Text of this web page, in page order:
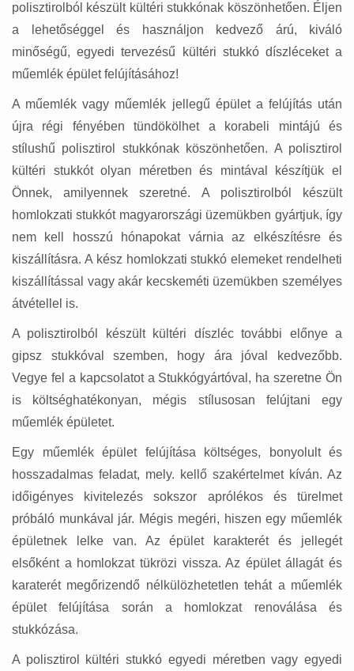
polisztirolból készült kültéri stukkónak köszönhetően. Éljen
a lehetőséggel és használjon kedvező árú, kiváló
minőségű, egyedi tervezésű kültéri stukkó díszléceket a
műemlék épület felújításához!
A műemlék vagy műemlék jellegű épület a felújítás után
újra régi fényében tündökölhet a korabeli mintájú és
stílushű polisztirol stukkónak köszönhetően. A polisztirol
kültéri stukkót olyan méretben és mintával készítjük el
Önnek, amilyennek szeretné. A polisztirolból készült
homlokzati stukkót magyarországi üzemükben gyártjuk, így
nem kell hosszú hónapokat várnia az elkészítésre és
kiszállításra. A kész homlokzati stukkó elemeket rendelheti
kiszállítással vagy akár kecskeméti üzemükben személyes
átvétellel is.
A polisztirolból készült kültéri díszléc további előnye a
gipsz stukkóval szemben, hogy ára jóval kedvezőbb.
Vegye fel a kapcsolatot a Stukkógyártóval, ha szeretne Ön
is költséghatékonyan, mégis stílusosan felújtani egy
műemlék épületet.
Egy műemlék épület felújítása költséges, bonyolult és
hosszadalmas feladat, mely. kellő szakértelmet kíván. Az
időigényes kivitelezés sokszor aprólékos és türelmet
próbáló munkával jár. Mégis megéri, hiszen egy műemlék
épületnek lelke van. Az épület karakterét és jellegét
elsőként a homlokzat tükrözi vissza. Az épület állagát és
karaterét megőrizendő nélkülözhetetlen tehát a műemlék
épület felújítása során a homlokzat renoválása és
stukkózása.
A polisztirol kültéri stukkó egyedi méretben vagy egyedi